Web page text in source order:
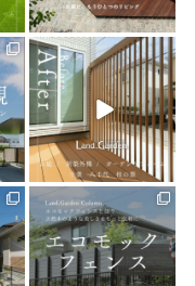
land_garden
22 0
land_garden
16 0